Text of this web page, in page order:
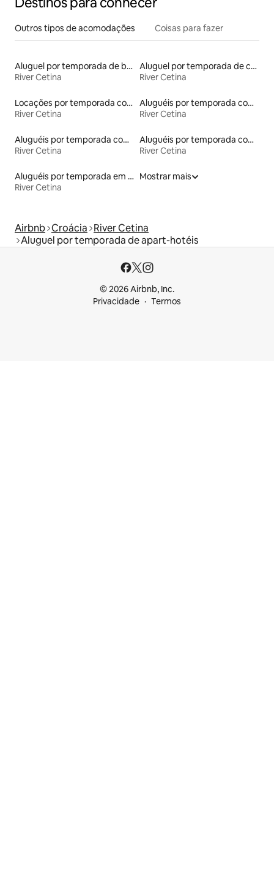
Outros tipos de acomodações Coisas para fazer
Aluguel por temporada de barcos
River Cetina
Aluguel por temporada de casas de veraneio
River Cetina
Locações por temporada com piscina
River Cetina
Aluguéis por temporada com acesso ao lago
River Cetina
Aluguéis por temporada com sauna
River Cetina
Aluguéis por temporada com suítes privativas
River Cetina
Aluguéis por temporada em albergue
River Cetina
Mostrar mais
Airbnb Croácia River Cetina
Aluguel por temporada de apart-hotéis
© 2026 Airbnb, Inc.
Privacidade
Termos